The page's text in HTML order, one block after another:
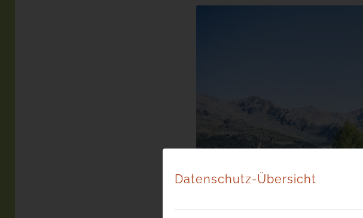
Datenschutz-Übersicht
© IDM